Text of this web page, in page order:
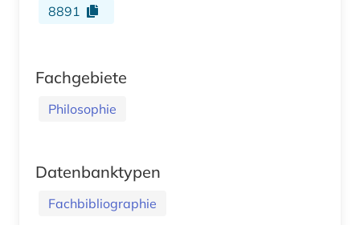
8891
Fachgebiete
Philosophie
Datenbanktypen
Fachbibliographie